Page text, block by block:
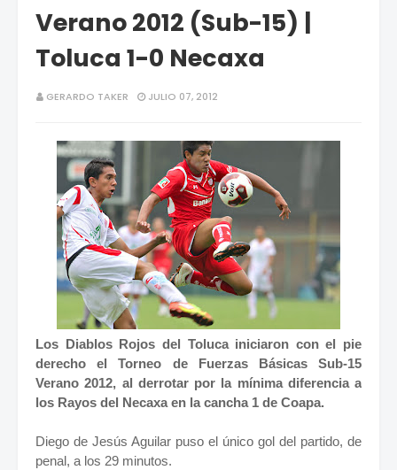
Verano 2012 (Sub-15) |
Toluca 1-0 Necaxa
GERARDO TAKER JULIO 07, 2012
Los Diablos Rojos del Toluca iniciaron con el pie
derecho el Torneo de Fuerzas Básicas Sub-15
Verano 2012, al derrotar por la mínima diferencia a
los Rayos del Necaxa en la cancha 1 de Coapa.
Diego de Jesús Aguilar puso el único gol del partido, de
penal, a los 29 minutos.